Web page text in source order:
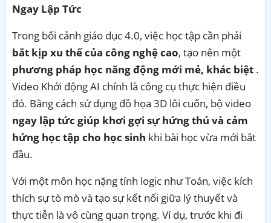
Ngay Lập Tức
Trong bối cảnh giáo dục 4.0, việc học tập cần phải
bắt kịp xu thế của công nghệ cao, tạo nên một
phương pháp học năng động mới mẻ, khác biệt .
Video Khởi động AI chính là công cụ thực hiện điều
đó. Bằng cách sử dụng đồ họa 3D lôi cuốn, bộ video
ngay lập tức giúp khơi gợi sự hứng thú và cảm
hứng học tập cho học sinh khi bài học vừa mới bắt
đầu.
Với một môn học nặng tính logic như Toán, việc kích
thích sự tò mò và tạo sự kết nối giữa lý thuyết và
thực tiễn là vô cùng quan trọng. Ví dụ, trước khi đi